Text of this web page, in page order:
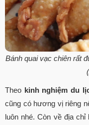
Bánh quai vạc chiên rất
Theo kinh nghiệm du
cũng có hương vị riêng
luôn nhé. Còn về địa